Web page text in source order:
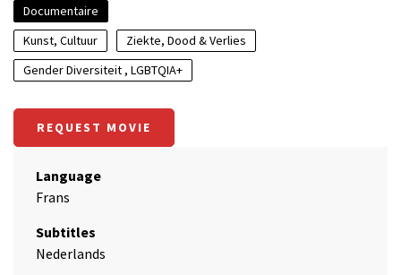
Documentaire
Kunst, Cultuur
Ziekte, Dood & Verlies
Gender Diversiteit , LGBTQIA+
REQUEST MOVIE
Language
Frans
Subtitles
Nederlands